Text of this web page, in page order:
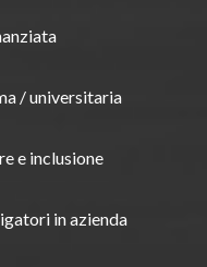
/ universitaria
e inclusione
in azienda